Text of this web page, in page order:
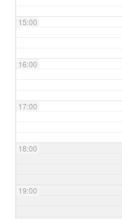
15:00
16:00
17:00
18:00
19:00